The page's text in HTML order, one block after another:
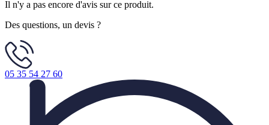
Il n'y a pas encore d'avis sur ce produit.
Des questions, un devis ?
05 35 54 27 60